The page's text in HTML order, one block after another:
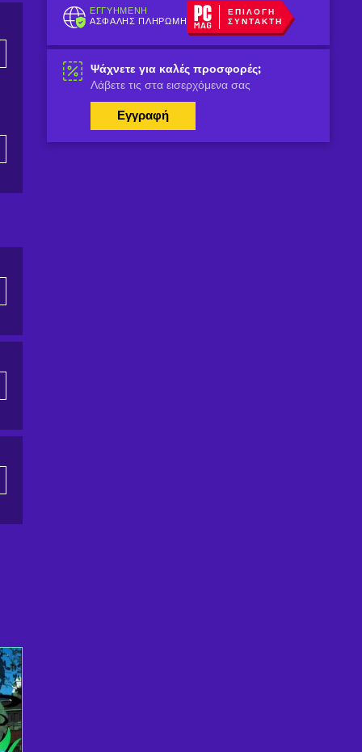
ΕΓΓΥΗΜΈΝΗ
ΑΣΦΑΛΉΣ ΠΛΗΡΩΜΉ
ΕΠΙΛΟΓΉ
ΣΥΝΤΆΚΤΗ
Ψάχνετε για καλές προσφορές;
Λάβετε τις στα εισερχόμενα σας
Εγγραφή